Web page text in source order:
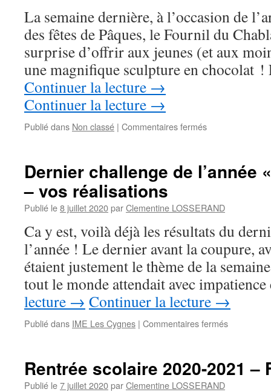
La semaine dernière, à l’occasion de
des fêtes de Pâques, le Fournil du
surprise d’offrir aux jeunes (et aux
une magnifique sculpture en chocolat
Continuer la lecture →
Continuer la lecture →
Publié dans Non classé | Commentaires ferméssur
Chablais
bonheur
jeunes
de
l’IME
Les
Cygnes
Dernier challenge de l’année
– vos réalisations
Publié le8 juillet 2020parClementine LOSSERAND
Ca y est, voilà déjà les résultats du
l’année ! Le dernier avant la coupure,
étaient justement le thème de la
tout le monde attendait avec
lecture → Continuer la lecture →
Publié dans IME Les Cygnes | Commentaires ferméssur
l’année
Rentrée scolaire 2020-2021 –
Publié le7 juillet 2020parClementine LOSSERAND